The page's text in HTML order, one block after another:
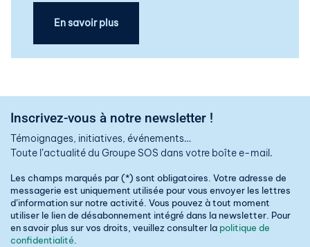
En savoir plus
Inscrivez-vous à notre newsletter !
Témoignages, initiatives, événements…
Toute l’actualité du Groupe SOS dans votre boîte e-mail.
Les champs marqués par (*) sont obligatoires. Votre adresse de
messagerie est uniquement utilisée pour vous envoyer les lettres
d’information sur notre activité. Vous pouvez à tout moment
utiliser le lien de désabonnement intégré dans la newsletter. Pour
en savoir plus sur vos droits, veuillez consulter la politique de
confidentialité